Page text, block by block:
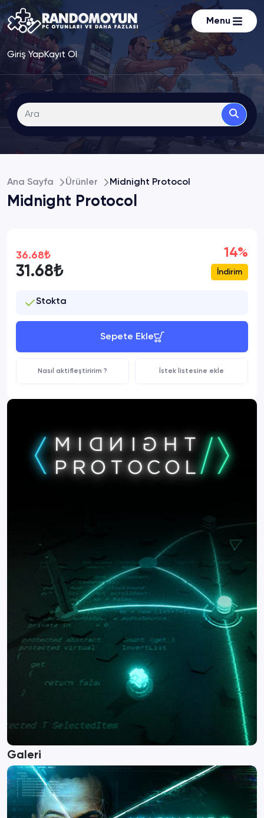
Menu
Giriş YapKayıt Ol
Ana Sayfa Ürünler Midnight Protocol
Midnight Protocol
Galeri
36.68₺
31.68₺
14%
İndirim
Stokta
Sepete Ekle
Nasıl aktifleştiririm ? İstek listesine ekle